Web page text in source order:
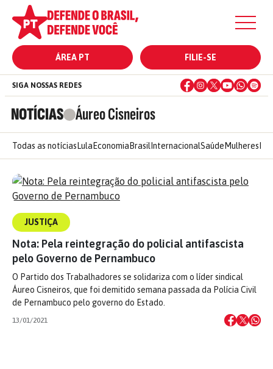
ÁREA PT FILIE-SE
NOTÍCIAS Áureo Cisneiros
SIGA NOSSAS REDES
Todas as notícias Lula Economia Brasil InternacionalSaúde Mulheres
JUSTIÇA
Nota: Pela reintegração do policial antifascista
pelo Governo de Pernambuco
O Partido dos Trabalhadores se solidariza com o líder sindical
Áureo Cisneiros, que foi demitido semana passada da Polícia Civil
de Pernambuco pelo governo do Estado.
13/01/2021